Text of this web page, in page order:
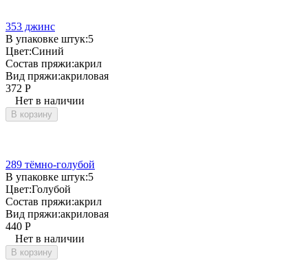
353 джинс
В упаковке штук:5
Цвет:Синий
Состав пряжи:акрил
Вид пряжи:акриловая
372 Р
Нет в наличии
В корзину
289 тёмно-голубой
В упаковке штук:5
Цвет:Голубой
Состав пряжи:акрил
Вид пряжи:акриловая
440 Р
Нет в наличии
В корзину